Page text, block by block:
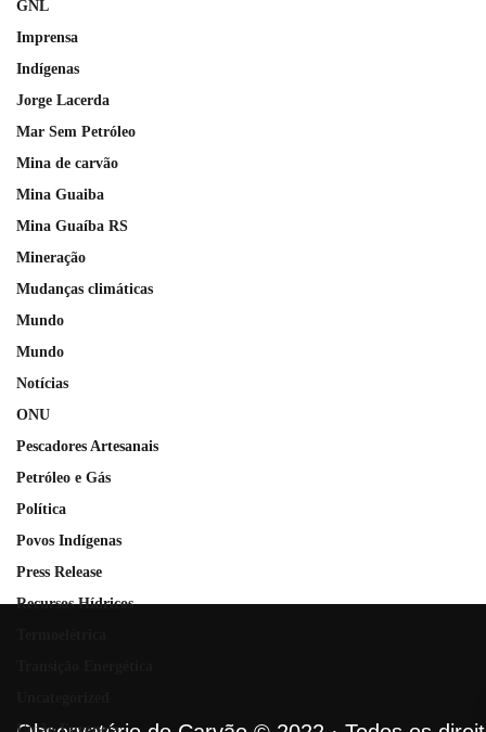
GNL
Imprensa
Indígenas
Jorge Lacerda
Mar Sem Petróleo
Mina de carvão
Mina Guaiba
Mina Guaíba RS
Mineração
Mudanças climáticas
Mundo
Mundo
Notícias
ONU
Pescadores Artesanais
Petróleo e Gás
Política
Povos Indígenas
Press Release
Recursos Hídricos